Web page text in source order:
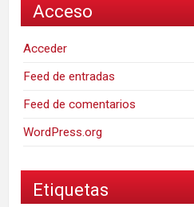
Acceso
Acceder
Feed de entradas
Feed de comentarios
WordPress.org
Etiquetas